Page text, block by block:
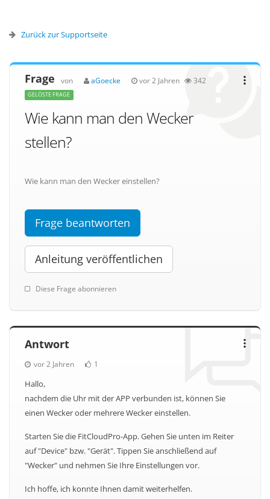
Zurück zur Supportseite
Frage von aGoecke vor 2 Jahren 342
GELÖSTE FRAGE
Wie kann man den Wecker
stellen?
Wie kann man den Wecker einstellen?
Frage beantworten
Anleitung veröffentlichen
Diese Frage abonnieren
Antwort
vor 2 Jahren 1
Hallo,
nachdem die Uhr mit der APP verbunden ist, können Sie
einen Wecker oder mehrere Wecker einstellen.
Starten Sie die FitCloudPro-App. Gehen Sie unten im Reiter
auf "Device" bzw. "Gerät". Tippen Sie anschließend auf
"Wecker" und nehmen Sie Ihre Einstellungen vor.
Ich hoffe, ich konnte Ihnen damit weiterhelfen.